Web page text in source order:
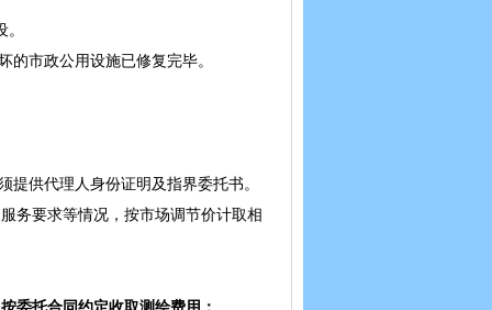
市政公用设施已修复完毕。
供代理人身份证明及指界委托书。
务要求等情况，按市场调节价计取相